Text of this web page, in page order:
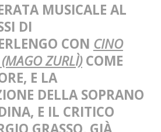
MUSICALE AL
DI
CON CINO
ZURLÌ)COME
E LA
DELLA SOPRANO
E IL CRITICO